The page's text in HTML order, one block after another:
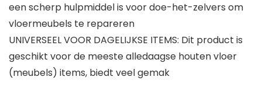
een scherp hulpmiddel is voor doe-het-zelvers om
vloermeubels te repareren
UNIVERSEEL VOOR DAGELIJKSE ITEMS: Dit product is
geschikt voor de meeste alledaagse houten vloer
(meubels) items, biedt veel gemak